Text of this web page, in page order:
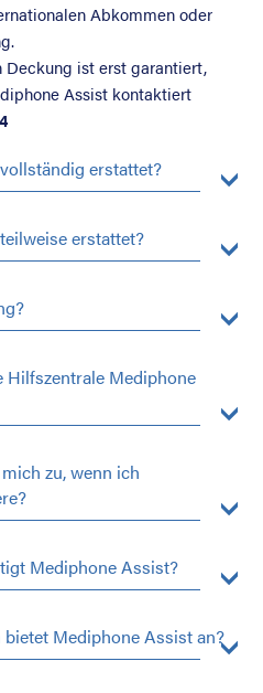
Abkommen oder
ist erst garantiert,
Assist kontaktiert
erstattet?
erstattet?
Hilfszentrale Mediphone
zu, wenn ich
Mediphone Assist?
Mediphone Assist an?